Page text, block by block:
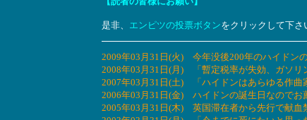
是非、 エンピツの投票ボタンをクリックして下
2009年03月31日(火) 今年没後200年のハイドン
2008年03月31日(月) 「暫定税率が失効、ガソ
2007年03月31日(土) 「ハイドンはあらゆる作
2006年03月31日(金) ハイドンの誕生日なのでお
2005年03月31日(木) 英国滞在者から先行で献